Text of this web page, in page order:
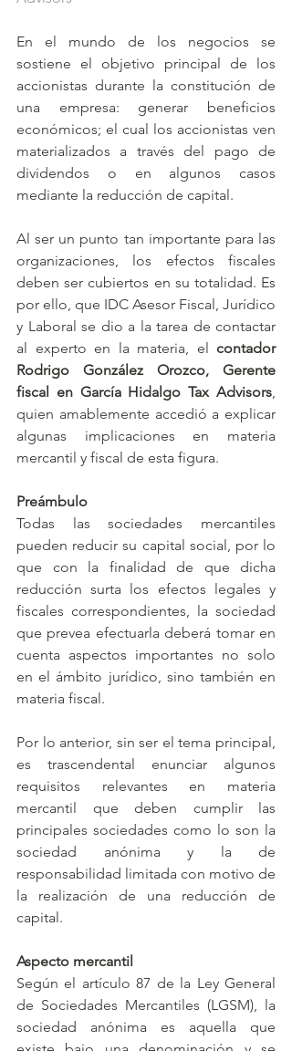
En el mundo de los negocios se
sostiene el objetivo principal de los
accionistas durante la constitución de
una empresa: generar beneficios
económicos; el cual los accionistas ven
materializados a través del pago de
dividendos o en algunos casos
mediante la reducción de capital.
Al ser un punto tan importante para las
organizaciones, los efectos fiscales
deben ser cubiertos en su totalidad. Es
por ello, que IDC Asesor Fiscal, Jurídico
y Laboral se dio a la tarea de contactar
al experto en la materia, el contador
Rodrigo González Orozco, Gerente
fiscal en García Hidalgo Tax Advisors,
quien amablemente accedió a explicar
algunas implicaciones en materia
mercantil y fiscal de esta figura.
Preámbulo
Todas las sociedades mercantiles
pueden reducir su capital social, por lo
que con la finalidad de que dicha
reducción surta los efectos legales y
fiscales correspondientes, la sociedad
que prevea efectuarla deberá tomar en
cuenta aspectos importantes no solo
en el ámbito jurídico, sino también en
materia fiscal.
Por lo anterior, sin ser el tema principal,
es trascendental enunciar algunos
requisitos relevantes en materia
mercantil que deben cumplir las
principales sociedades como lo son la
sociedad anónima y la de
responsabilidad limitada con motivo de
la realización de una reducción de
capital.
Aspecto mercantil
Según el artículo 87 de la Ley General
de Sociedades Mercantiles (LGSM), la
sociedad anónima es aquella que